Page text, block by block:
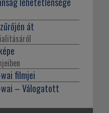
át
filmjei
wai – Válogatott